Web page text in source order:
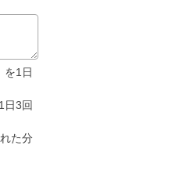
を1日
日3回
た分